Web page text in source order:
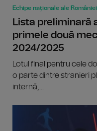
Echipe naționale ale României
Lista preliminară
primele două
2024/2025
Lotul final pentru cele
o parte dintre stranieri
internă,...